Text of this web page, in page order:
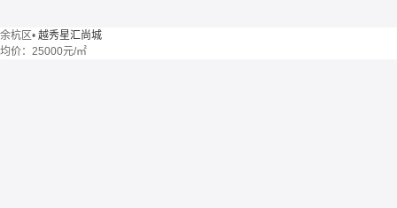
余杭区• 越秀星汇尚城
均价： 25000元/㎡